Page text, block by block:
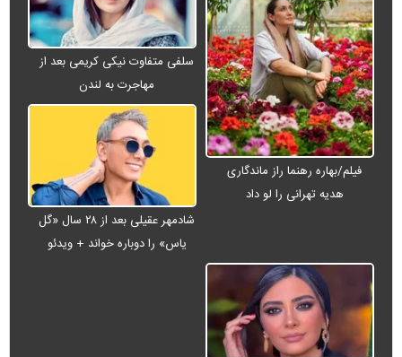
فیلم/بهاره رهنما راز ماندگاری
هدیه تهرانی را لو داد
سلفی متفاوت نیکی کریمی بعد از
مهاجرت به لندن
شادمهر عقیلی بعد از ۲۸ سال «گل
یاس» را دوباره خواند + ویدئو